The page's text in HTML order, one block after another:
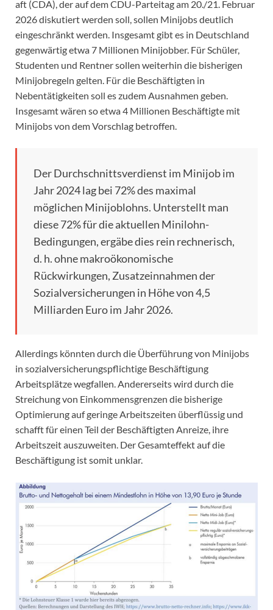
aft (CDA), der auf dem CDU-Parteitag am 20./21. Februar
2026 diskutiert werden soll, sollen Minijobs deutlich
eingeschränkt werden. Insgesamt gibt es in Deutschland
gegenwärtig etwa 7 Millionen Minijobber. Für Schüler,
Studenten und Rentner sollen weiterhin die bisherigen
Minijobregeln gelten. Für die Beschäftigten in
Nebentätigkeiten soll es zudem Ausnahmen geben.
Insgesamt wären so etwa 4 Millionen Beschäftigte mit
Minijobs von dem Vorschlag betroffen.
Der Durchschnittsverdienst im Minijob im
Jahr 2024 lag bei 72% des maximal
möglichen Minijoblohns. Unterstellt man
diese 72% für die aktuellen Minilohn-
Bedingungen, ergäbe dies rein rechnerisch,
d. h. ohne makroökonomische
Rückwirkungen, Zusatzeinnahmen der
Sozialversicherungen in Höhe von 4,5
Milliarden Euro im Jahr 2026.
Allerdings könnten durch die Überführung von Minijobs
in sozialversicherungspflichtige Beschäftigung
Arbeitsplätze wegfallen. Andererseits wird durch die
Streichung von Einkommensgrenzen die bisherige
Optimierung auf geringe Arbeitszeiten überflüssig und
schafft für einen Teil der Beschäftigten Anreize, ihre
Arbeitszeit auszuweiten. Der Gesamteffekt auf die
Beschäftigung ist somit unklar.